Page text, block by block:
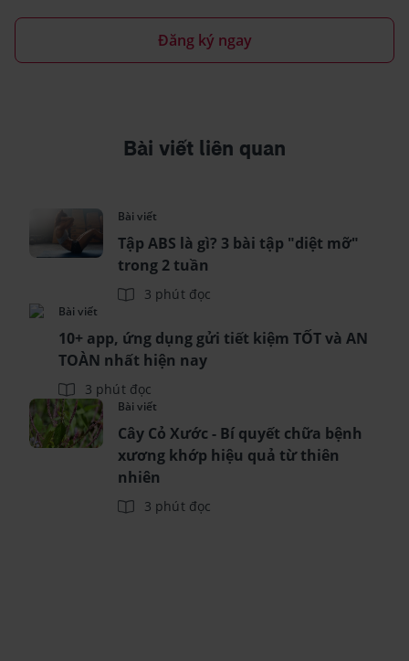
Đăng ký ngay
Bài viết liên quan
Bài viết
Tập ABS là gì? 3 bài tập "diệt mỡ"
trong 2 tuần
3 phút đọc
Bài viết
10+ app, ứng dụng gửi tiết kiệm TỐT và AN
TOÀN nhất hiện nay
3 phút đọc
Bài viết
Cây Cỏ Xước - Bí quyết chữa bệnh
xương khớp hiệu quả từ thiên
nhiên
3 phút đọc